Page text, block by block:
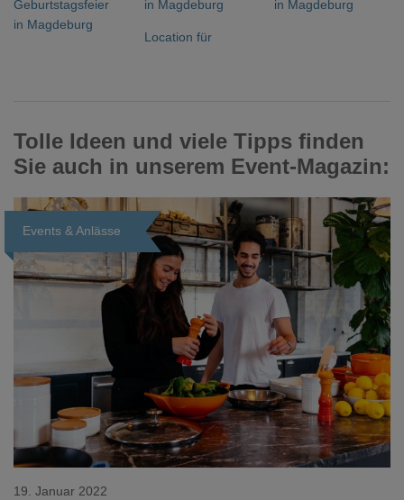
Geburtstagsfeier
in Magdeburg
in Magdeburg
Location für
in Magdeburg
Tolle Ideen und viele Tipps finden
Sie auch in unserem Event-Magazin:
Events & Anlässe
19. Januar 2022